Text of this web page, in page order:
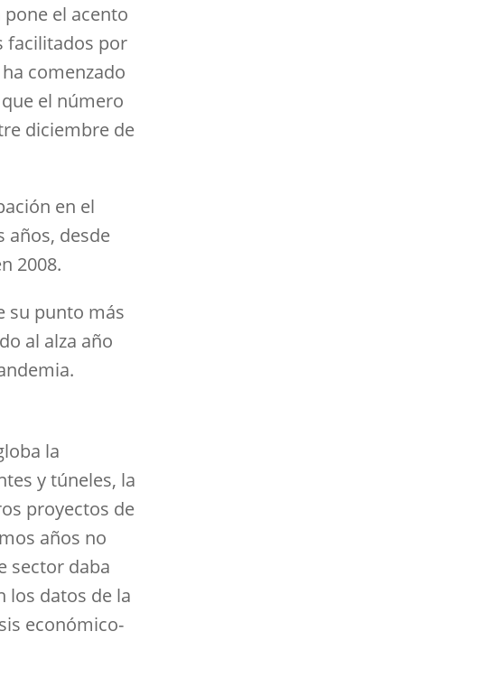
el acento
facilitados por
comenzado
el número
diciembre de
en el
años, desde
2008.
su punto más
al alza año
la
y túneles, la
proyectos de
años no
sector daba
los datos de la
económico-